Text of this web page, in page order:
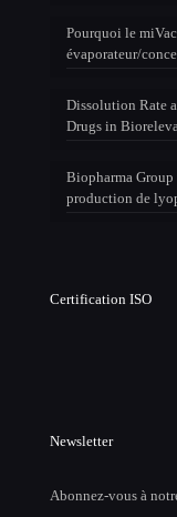
Pourquoi le
évaporateur/
Dissolution Rate
Drugs in
Biopharma
production de
Certification ISO
Newsletter
Abonnez-vous à